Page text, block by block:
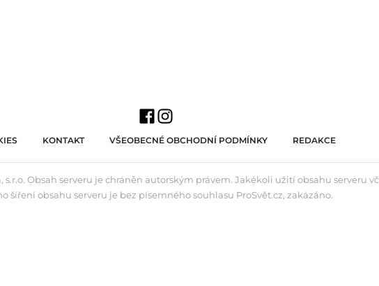
KONTAKT VŠEOBECNÉ OBCHODNÍ PODMÍNKY REDAKCE
s.r.o. Obsah serveru je chráněn autorským právem. Jakékoli užití obsahu serveru
šíření obsahu serveru je bez písemného souhlasu ProSvět.cz, zakázáno.